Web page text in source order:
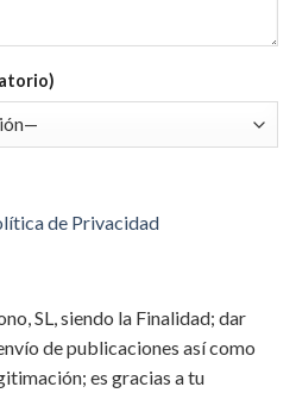
de Privacidad
SL, siendo la Finalidad; dar
de publicaciones así como
es gracias a tu